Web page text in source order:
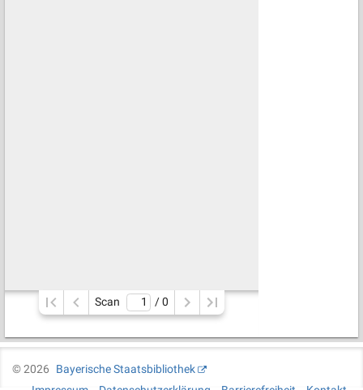
Scan / 0
©2026
Bayerische Staatsbibliothek